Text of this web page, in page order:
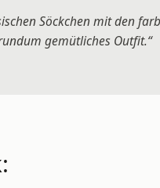
Söckchen mit den
gemütliches Outfit.“